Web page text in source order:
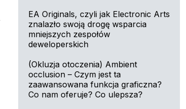
EA Originals, czyli jak Electronic Arts
znalazło swoją drogę wsparcia
mniejszych zespołów
deweloperskich
(Okluzja otoczenia) Ambient
occlusion – Czym jest ta
zaawansowana funkcja graficzna?
Co nam oferuje? Co ulepsza?